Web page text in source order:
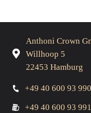
Anthoni Crown
Willhoop 5
22453 Hamburg
+49 40 600 93 990
+49 40 600 93 991